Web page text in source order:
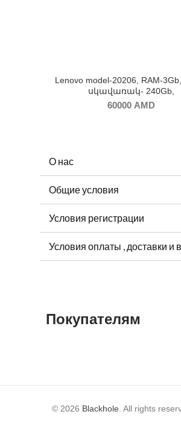
Lenovo model-20206, RAM-
սկավառակ- 240Gb,
60000 AMD
О нас
Общие условия
Условия регистрации
Условия оплаты , доставки и
Покупателям
© 2026 Blackhole . All rights